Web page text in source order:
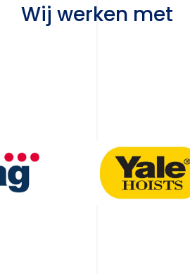
Wij werken met